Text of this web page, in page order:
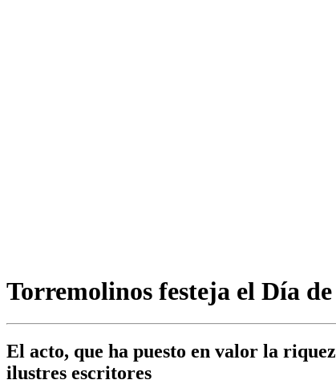
Torremolinos festeja el Día
El acto, que ha puesto en valor la
ilustres escritores